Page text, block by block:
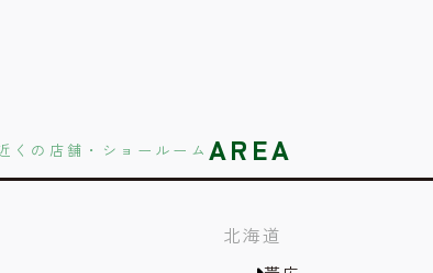
くの店舗・ショールーム AREA
北海道